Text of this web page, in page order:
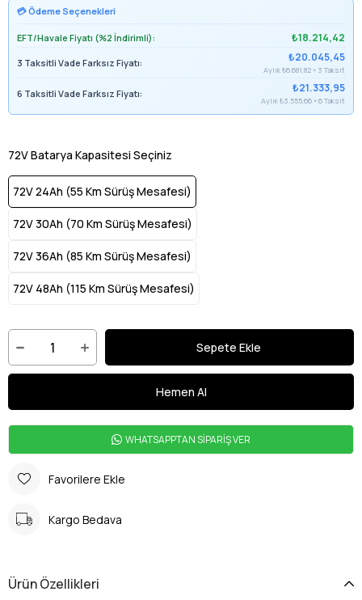
💳 Ödeme Seçenekleri
EFT/Havale Fiyatı (%2 İndirimli): ₺18.214,42
3 Taksitli Vade Farksız Fiyatı: ₺20.045,45
Aylık ₺6.681,82 × 3 Taksit
6 Taksitli Vade Farksız Fiyatı: ₺21.333,95
Aylık ₺3.555,66 × 6 Taksit
72V Batarya Kapasitesi Seçiniz
72V 24Ah (55 Km Sürüş Mesafesi)
72V 30Ah (70 Km Sürüş Mesafesi)
72V 36Ah (85 Km Sürüş Mesafesi)
72V 48Ah (115 Km Sürüş Mesafesi)
WHATSAPPTAN SİPARİŞ VER
Favorilere Ekle
Kargo Bedava
Ürün Özellikleri